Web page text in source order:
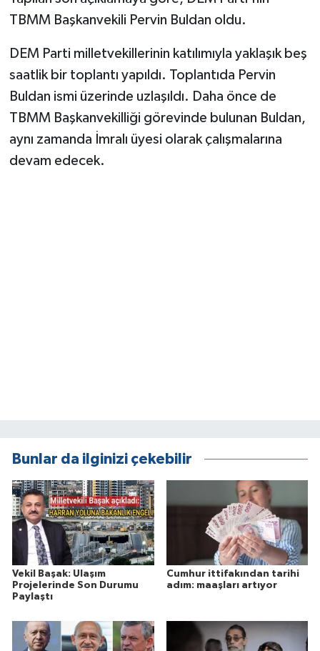
TBMM Başkanvekili Pervin Buldan oldu.
DEM Parti milletvekillerinin katılımıyla yaklaşık beş
saatlik bir toplantı yapıldı. Toplantıda Pervin
Buldan ismi üzerinde uzlaşıldı. Daha önce de
TBMM Başkanvekilliği görevinde bulunan Buldan,
aynı zamanda İmralı üyesi olarak çalışmalarına
devam edecek.
Bunlar da ilginizi çekebilir
Vekil Başak: Ulaşım
Projelerinde Son Durumu
Paylaştı
Cumhur ittifakından tarihi
adım: maaşları artıyor